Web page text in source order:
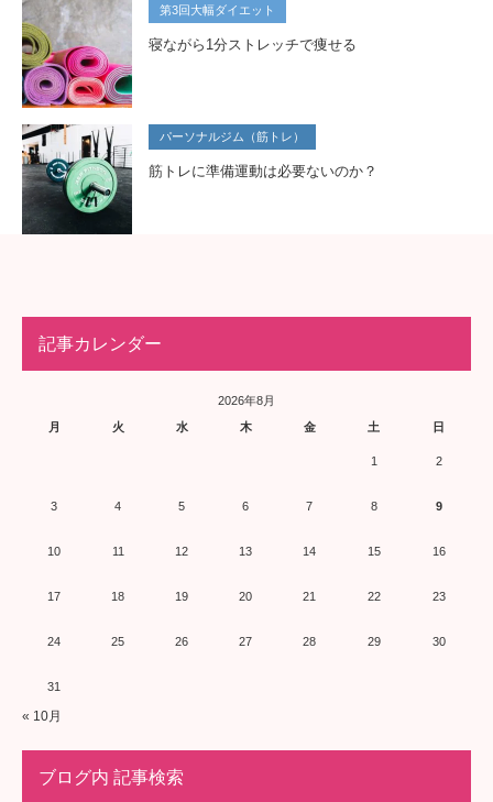
第3回大幅ダイエット
寝ながら1分ストレッチで痩せる
パーソナルジム（筋トレ）
筋トレに準備運動は必要ないのか？
記事カレンダー
2026年8月
月
火 水 木 金 土 日
1 2
3 4 5 6 7 8 9
10 11 12 13 14 15 16
17 18 19 20 21 22 23
24 25 26 27 28 29 30
31
« 10月
ブログ内 記事検索